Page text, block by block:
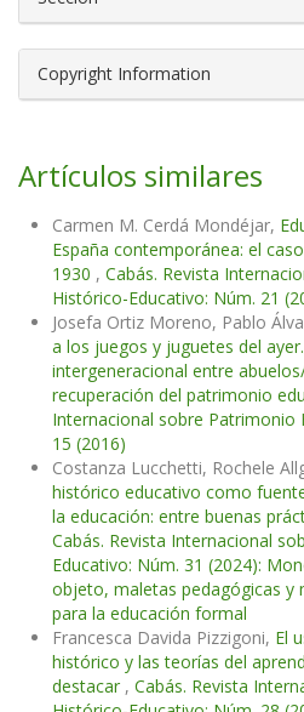
Copyright Information
Artículos similares
Carmen M. Cerdá Mondéjar,
España contemporánea: el
1930 , Cabás. Revista
Histórico-Educativo: Núm. 21
Josefa Ortiz Moreno, Pablo
a los juegos y juguetes del
intergeneracional entre
recuperación del patrimonio
Internacional sobre Patrimonio
15 (2016)
Costanza Lucchetti, Rochele
histórico educativo como
la educación: entre buenas
Cabás. Revista Internacional
Educativo: Núm. 31 (2024):
objeto, maletas pedagógicas y
para la educación formal
Francesca Davida Pizzigoni, El
histórico y las teorías del
destacar , Cabás. Revista